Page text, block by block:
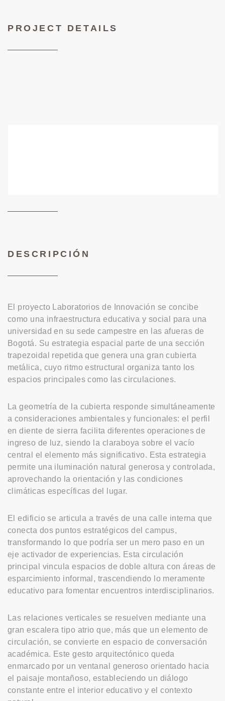
PROJECT DETAILS
DESCRIPCIÓN
El proyecto Laboratorios de Innovación se concibe
como una infraestructura educativa y social para una
universidad en su sede campestre en las afueras de
Bogotá. Su estrategia espacial parte de una sección
trapezoidal repetida que genera una gran cubierta
metálica, cuyo ritmo estructural organiza tanto los
espacios principales como las circulaciones.
La geometría de la cubierta responde simultáneamente
a consideraciones ambientales y funcionales: el perfil
en diente de sierra facilita diferentes operaciones de
ingreso de luz, siendo la claraboya sobre el vacío
central el elemento más significativo. Esta estrategia
permite una iluminación natural generosa y controlada,
aprovechando la orientación y las condiciones
climáticas específicas del lugar.
El edificio se articula a través de una calle interna que
conecta dos puntos estratégicos del campus,
transformando lo que podría ser un mero paso en un
eje activador de experiencias. Esta circulación
principal vincula espacios de doble altura con áreas de
esparcimiento informal, trascendiendo lo meramente
educativo para fomentar encuentros interdisciplinarios.
Las relaciones verticales se resuelven mediante una
gran escalera tipo atrio que, más que un elemento de
circulación, se convierte en espacio de conversación
académica. Este gesto arquitectónico queda
enmarcado por un ventanal generoso orientado hacia
el paisaje montañoso, estableciendo un diálogo
constante entre el interior educativo y el contexto